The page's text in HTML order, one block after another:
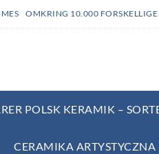
OMKRING 10.000
POLSK KERAMIK –
CERAMIKA